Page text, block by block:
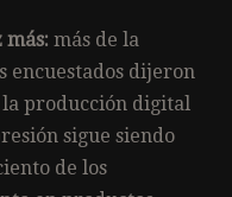
más de la
encuestados dijeron
la producción digital
sigue siendo
de los